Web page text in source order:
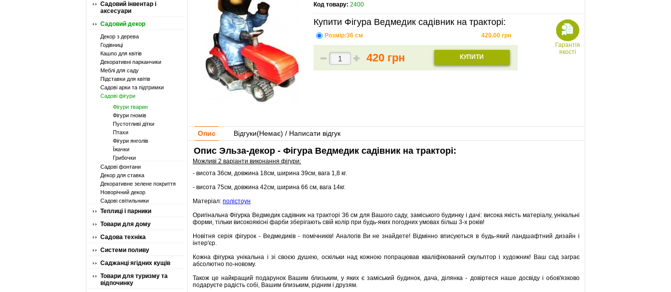
Садовий інвентар і
аксесуари
Садовий декор
Декор з дерева
Годівниці
Кашпо для квітів
Декоративні парканчики
Меблі для саду
Підставки для квітів
Садові арки та підтримки
Садові фігури
Фігури тварин
Фігури гномів
Пустотливі дітки
Птахи
Фігури янголів
Їжачки
Грибочки
Садові фонтани
Декор для ставка
Декоративне зелене покриття
Новорічний декор
Садові світильники
Теплиці і парники
Товари для дому
Садова техніка
Системи поливу
Саджанці ягідних кущів
Товари для туризму та
відпочинку
Код товару: 2400
Купити Фігура Ведмедик садівник на тракторі:
Розмір:36 см 420.00 грн
420 грн КУПИТИ
Гарантія
якості
Опис Відгуки(Немає) / Написати відгук
Опис Эльза-декор - Фігура Ведмедик садівник на тракторі:
Можливі 2 варіанти виконання фігури:
- висота 36см, довжина 18см, ширина 39см, вага 1,8 кг.
- висота 75см, довжина 42см, ширина 66 см, вага 14кг.
Матеріал: полістоун
Оригінальна Фігурка Ведмедик садівник на тракторі 36 см для Вашого саду, заміського будинку і дачі: висока якість матеріалу, унікальні
форми, тільки високоякісні фарби зберігають свій колір при будь-яких погодних умовах більш 3-х років!
Новітня серія фігурок - Ведмедиків - помічників! Аналогів Ви не знайдете! Відмінно вписуються в будь-який ландшафтний дизайн і
інтер'єр.
Кожна фігурка унікальна і зі своєю душею, оскільки над кожною попрацював кваліфікований скульптор і художник! Ваш сад заграє
абсолютно по-новому.
Також це найкращий подарунок Вашим близьким, у яких є заміський будинок, дача, ділянка - довіртеся наше досвіду і обов'язково
подаруєте радість собі, Вашим близьким, рідним і друзям.